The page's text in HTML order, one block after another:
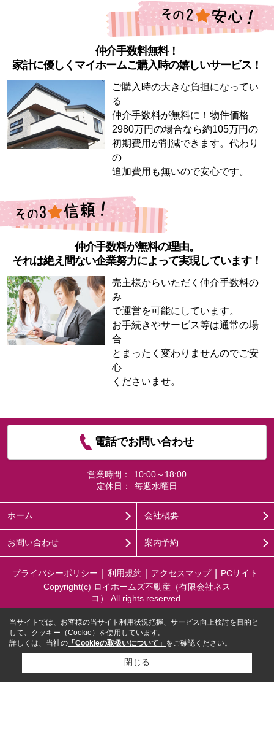
仲介手数料無料！
家計に優しくマイホームご購入時の嬉しいサービス！
ご購入時の大きな負担になってい
る
仲介手数料が無料に！物件価格
2980万円の場合なら約105万円の
初期費用が削減できます。代わり
の
追加費用も無いので安心です。
仲介手数料が無料の理由。
それは絶え間ない企業努力によって実現しています！
売主様からいただく仲介手数料の
み
で運営を可能にしています。
お手続きやサービス等は通常の場
合
とまったく変わりませんのでご安
心
くださいませ。
電話でお問い合わせ
営業時間：
10:00～18:00
定休日：
毎週水曜日
ホーム 会社概要
お問い合わせ 案内予約
プライバシーポリシー 利用規約 アクセスマップ
PCサイト
Copyright(c) ロイホームズ不動産（有限会社ネス
コ） All rights reserved.
当サイトでは、お客様の当サイト利用状況把握、サービス向上検討を目的と
して、クッキー（Cookie）を使用しています。
詳しくは、当社の 「Cookieの取扱いについて」 をご確認ください。
閉じる